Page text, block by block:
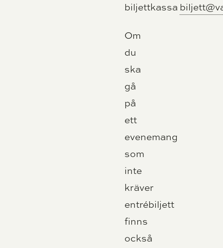
biljettkassa
Om
du
ska
gå
på
ett
evenemang
som
inte
kräver
entrébiljett
finns
också